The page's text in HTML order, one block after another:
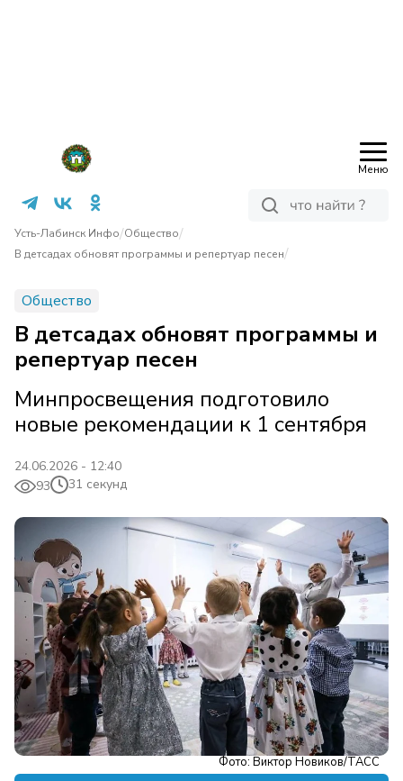
Меню
Усть-Лабинск Инфо/Общество/
В детсадах обновят программы и репертуар песен/
Общество
В детсадах обновят программы и
репертуар песен
Минпросвещения подготовило
новые рекомендации к 1 сентября
24.06.2026 - 12:40
93
31 секунд
Фото: Виктор Новиков/ТАСС